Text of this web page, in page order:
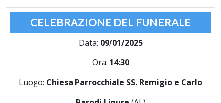
CELEBRAZIONE DEL FUNERALE
Data: 09/01/2025
Ora: 14:30
Luogo: Chiesa Parrocchiale SS. Remigio e Carlo